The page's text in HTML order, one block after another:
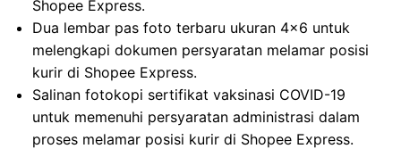
Shopee Express.
Dua lembar pas foto terbaru ukuran 4×6 untuk
melengkapi dokumen persyaratan melamar posisi
kurir di Shopee Express.
Salinan fotokopi sertifikat vaksinasi COVID-19
untuk memenuhi persyaratan administrasi dalam
proses melamar posisi kurir di Shopee Express.